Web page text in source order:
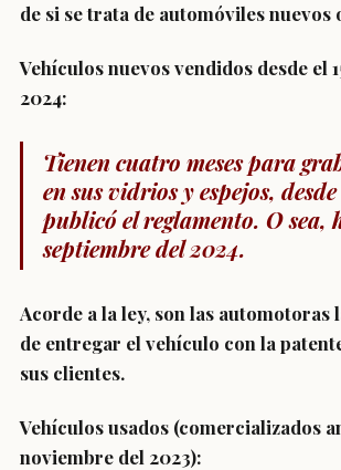
de si se trata de automóviles nuevos
Vehículos nuevos vendidos desde el
2024:
Tienen cuatro meses para
en sus vidrios y espejos, desde
publicó el reglamento. O sea,
septiembre del 2024.
Acorde a la ley, son las automotoras
de entregar el vehículo con la
sus clientes.
Vehículos usados (comercializados
noviembre del 2023):